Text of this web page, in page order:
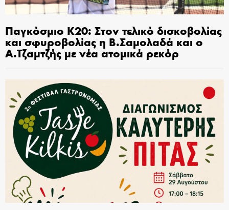
Παγκόσμιο Κ20: Στον τελικό δισκοβολίας
και σφυροβολίας η Β.Σαμολαδά και ο
Α.Τζαμτζής με νέα ατομικά ρεκόρ